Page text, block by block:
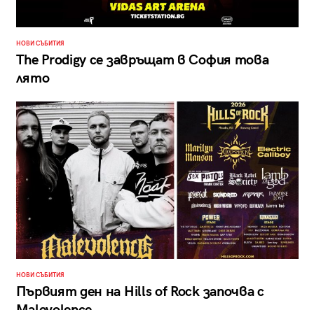
НОВИ СЪБИТИЯ
The Prodigy се завръщат в София това
лято
НОВИ СЪБИТИЯ
Първият ден на Hills of Rock започва с